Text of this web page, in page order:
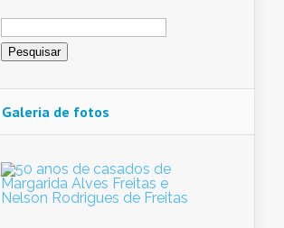
Pesquisar
por:
Galeria de fotos